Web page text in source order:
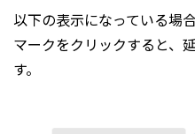
以下の表示になっている場
マークをクリックすると、
す。